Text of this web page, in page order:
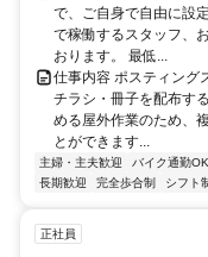
で、ご自身で自由に設
で稼働するスタッフ、
おります。 最低...
仕事内容 ポスティング
チラシ・冊子を配布す
める屋外作業のため、
とができます...
主婦・主夫歓迎 バイク通勤OK
長期歓迎
完全歩合制 シフト
正社員